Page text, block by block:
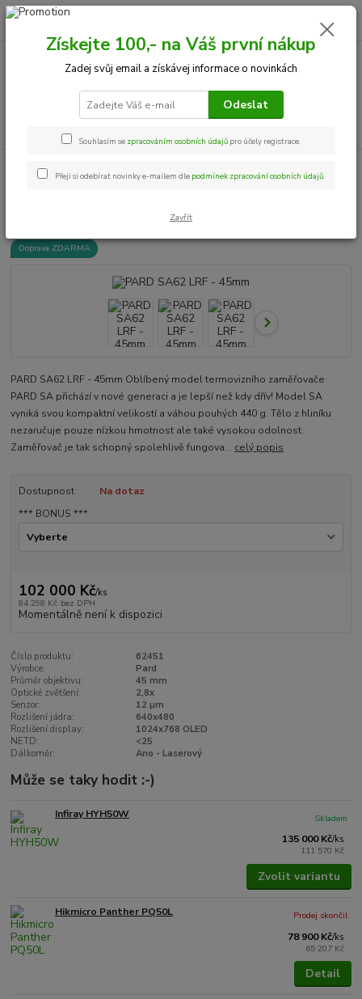
+420 534 534 863
0,00 Kč
LRF - 45mm
PARD SA62 LRF - 45mm
Doprava ZDARMA
PARD SA62 LRF - 45mm Oblíbený model termovizního zaměřovače
PARD SA přichází v nové generaci a je lepší než kdy dřív! Model SA
vyniká svou kompaktní velikostí a váhou pouhých 440 g. Tělo z hliníku
nezaručuje pouze nízkou hmotnost ale také vysokou odolnost.
Zaměřovač je tak schopný spolehlivě fungova... celý popis
Dostupnost
Na dotaz
*** BONUS ***
102 000 Kč/ks
84 298 Kč bez DPH
Momentálně není k dispozici
Číslo produktu:
62451
Výrobce:
Pard
Průměr objektivu:
45 mm
Optické zvětšení:
2,8x
Senzor:
12 µm
Rozlišení jádra:
640x480
Rozlišení display:
1024x768 OLED
NETD:
<25
Dálkoměr:
Ano - Laserový
Může se taky hodit :-)
Infiray HYH50W
135 000 Kč/ks
111 570 Kč
Skladem
Zvolit variantu
Hikmicro Panther PQ50L
78 900 Kč/ks
65 207 Kč
Prodej skončil
Detail
Získejte 100,- na Váš první nákup
Zadej svůj email a získávej informace o novinkách
Odeslat
Souhlasím se zpracováním osobních údajů pro účely registrace.
Přeji si odebírat novinky e-mailem dle podmínek zpracování osobních údajů.
Zavřít